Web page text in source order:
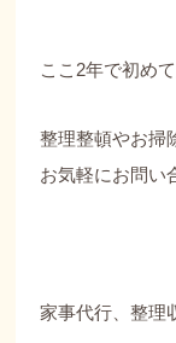
ここ2年で初め
整理整頓やお掃
お気軽にお問い
家事代行、整理